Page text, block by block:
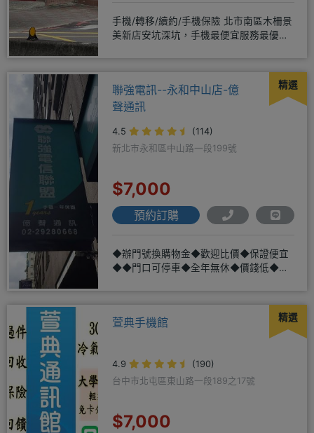
手機/轉移/續約/手機保險 北市南區木柵景
美新店安坑深坑，手機最便宜服務最優
精選
聯強電訊--永和中山店-億
聲通訊
4.5
(114)
新北市永和區中山路一段199號
$7,000
預約訂購
◆辦門號換購物金◆歡迎比價◆保證便宜
◆◆門口可停車◆全年無休◆價錢低◆服
精選
萱典手機館
4.9
(190)
台中市北屯區東山路一段189之17號
$7,000